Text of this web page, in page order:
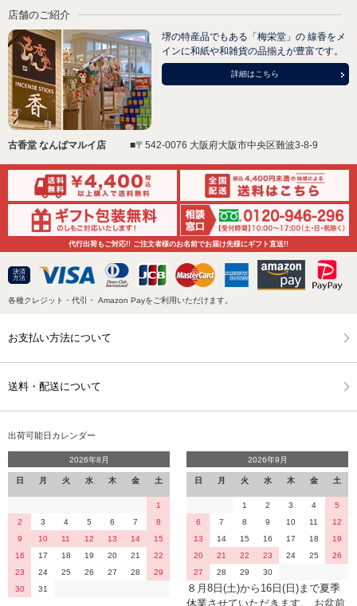
店舗のご紹介
堺の特産品でもある「梅栄堂」の 線香をメ
インに和紙や和雑貨の品揃えが豊富です。
詳細はこちら
古香堂 なんばマルイ店 ■〒542-0076 大阪府大阪市中央区難波3-8-9
代行出荷もご対応!! ご注文者様のお名前でお届け先様にギフト直送!!
決済
方法
各種クレジット・代引・ Amazon Payをご利用いただけます。
お支払い方法について
送料・配送について
出荷可能日カレンダー
2026年8月
日 月 火 水 木 金 土
1
2
3 4 5 6 7
8
9
10 11 12 13 14
15
16
17 18 19 20 21
22
23
24 25 26 27 28
29
30
31
2026年9月
日 月 火 水 木 金 土
1 2 3 4
5
6
7 8 9 10 11
12
13
14 15 16 17 18
19
20
21 22 23 24 25
26
27
28 29 30
８月8日(土)から16日(日)まで夏季
休業させていただきます。 お盆前